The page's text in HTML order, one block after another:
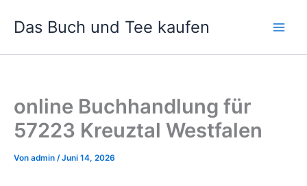
InhaltDas Buch und Tee kaufen
online Buchhandlung für
57223 Kreuztal Westfalen
Von admin /Juni 14, 2026